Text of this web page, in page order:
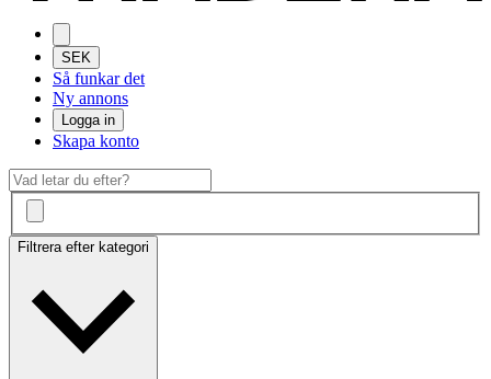
SEK
Så funkar det
Ny annons
Logga in
Skapa konto
Filtrera efter kategori